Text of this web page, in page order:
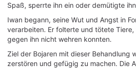
Spaß, sperrte ihn ein oder demütigte
Iwan begann, seine Wut und Angst in
verarbeiten. Er folterte und tötete Tiere,
gegen ihn nicht wehren konnten.
Ziel der Bojaren mit dieser Behandlung
zerstören und gefügig zu machen. Die